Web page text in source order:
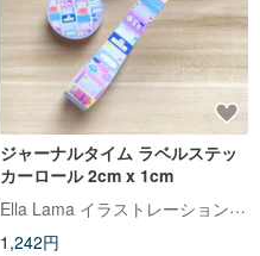
ジャーナルタイム ラベルステッ
カーロール 2cm x 1cm
Ella Lama イラストレーションスタジオ
1,242円